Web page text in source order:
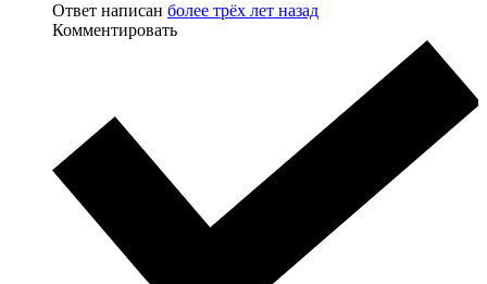
Ответ написан более трёх лет назад
Комментировать